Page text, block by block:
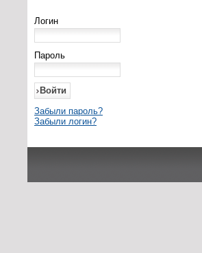
Логин
Пароль
Забыли пароль?
Забыли логин?